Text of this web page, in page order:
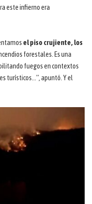
este infierno era
el piso crujiente, los
forestales. Es una
fuegos en contextos
turísticos…”, apuntó. Y el